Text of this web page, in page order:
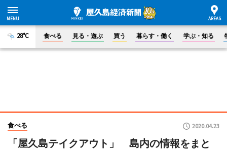
28°C 食べる 見る・遊ぶ 買う 暮らす・働く 学ぶ・知る
食べる 2020.04.23
「屋久島テイクアウト」 島内の情報をまと